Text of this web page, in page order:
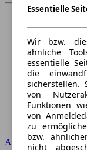
Audi
Essentielle
Wir bzw.
ähnliche
essentielle
die
sicherstellen.
von
Funktionen
von
zu
bzw.
nicht